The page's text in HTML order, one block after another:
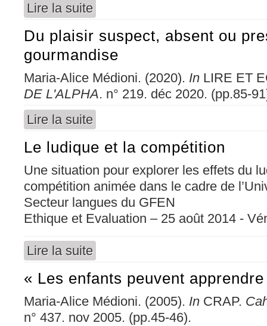
Lire la suite
Du plaisir suspect, absent ou
gourmandise
Maria-Alice Médioni. (2020). In LIRE ET
DE L'ALPHA. n° 219. déc 2020. (pp.85-
Lire la suite
Le ludique et la compétition
Une situation pour explorer les effets du
compétition animée dans le cadre de
Secteur langues du GFEN
Ethique et Evaluation – 25 août 2014 -
Lire la suite
« Les enfants peuvent
Maria-Alice Médioni. (2005). In CRAP.
n° 437. nov 2005. (pp.45-46).